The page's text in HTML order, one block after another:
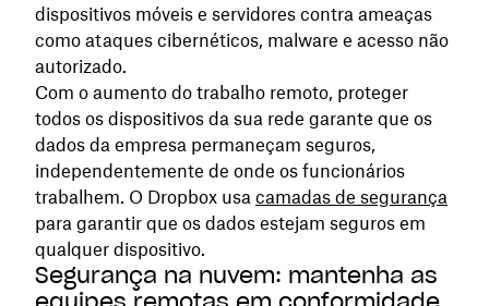
dispositivos móveis e servidores contra ameaças
como ataques cibernéticos, malware e acesso não
autorizado.
Com o aumento do trabalho remoto, proteger
todos os dispositivos da sua rede garante que os
dados da empresa permaneçam seguros,
independentemente de onde os funcionários
trabalhem. O Dropbox usa camadas de segurança
para garantir que os dados estejam seguros em
qualquer dispositivo.
Segurança na nuvem: mantenha as